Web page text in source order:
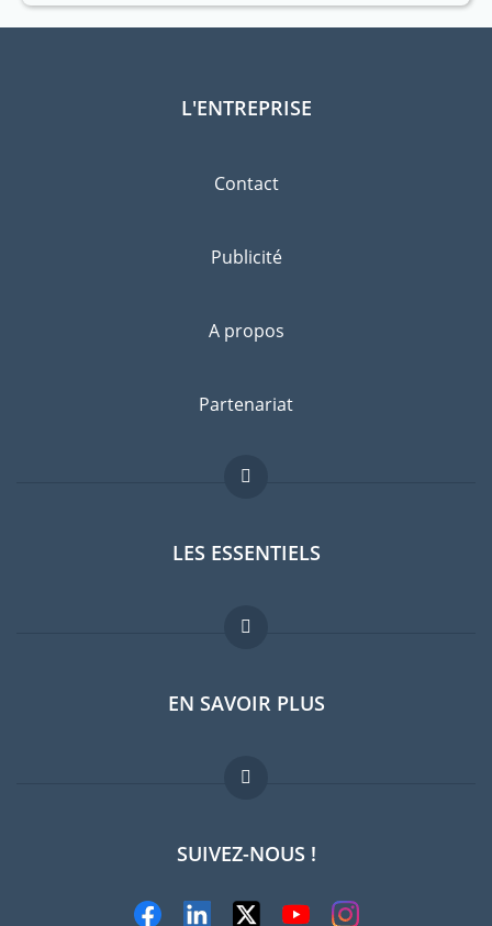
L'ENTREPRISE
Contact
Publicité
A propos
Partenariat
LES ESSENTIELS
Forum expatriés
Guides pays
Offres d'emploi
EN SAVOIR PLUS
FAQ
Experts
SUIVEZ-NOUS !